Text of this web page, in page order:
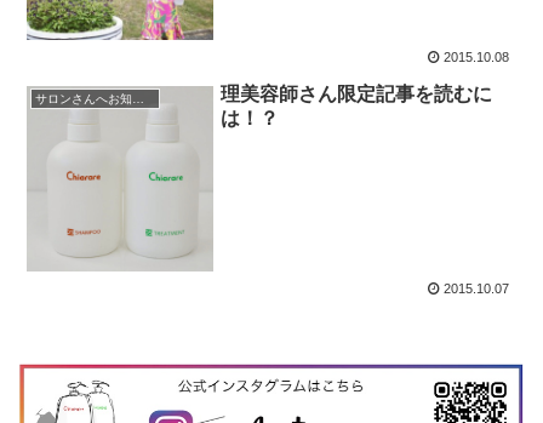
2015.10.08
理美容師さん限定記事を読むに
は！？
2015.10.07